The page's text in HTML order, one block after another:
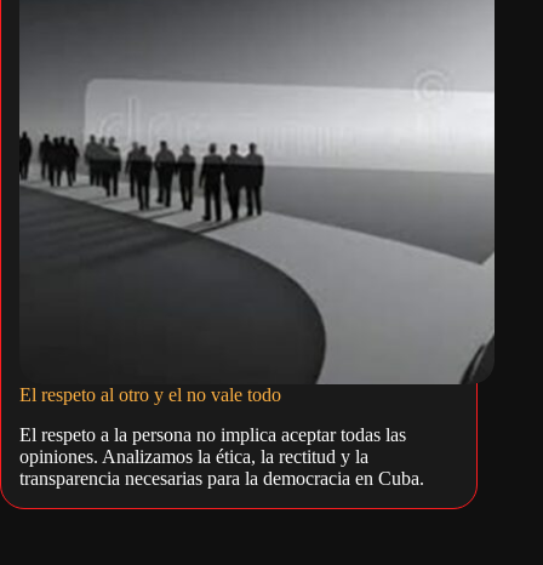
El respeto al otro y el no vale todo
El respeto a la persona no implica aceptar todas las
opiniones. Analizamos la ética, la rectitud y la
transparencia necesarias para la democracia en Cuba.